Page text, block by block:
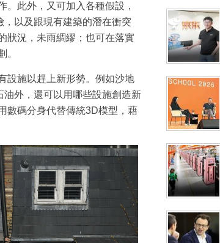
此外，又可加入各種假設，
以及跟現有建築的潛在衝突
狀況，未雨綢繆；也可在落實
。
設施以趕上新形勢。例如沙地
外，還可以用哪些設施創造新
數碼分身代替傳統3D模型，藉